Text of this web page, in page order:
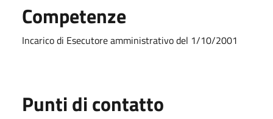
Competenze
Incarico di Esecutore amministrativo del 1/10/2001
Punti di contatto